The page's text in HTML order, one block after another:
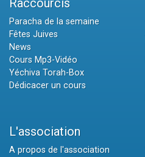
Raccourcis
Paracha de la semaine
Fêtes Juives
News
Cours Mp3-Vidéo
Yéchiva Torah-Box
Dédicacer un cours
L'association
A propos de l'association